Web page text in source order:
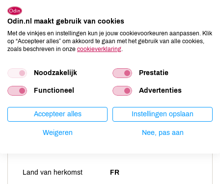
Noten
Schaaldieren
niet aanwezig
Selderij
niet aanwezig
Sesam
niet aanwezig
Vis
niet aanwezig
Weekdieren
niet aanwezig
Land van herkomst FR
Odin.nl maakt gebruik van cookies
Met de vinkjes en instellingen kun je jouw cookievoorkeuren aanpassen. Klik
op “Accepteer alles” om akkoord te gaan met het gebruik van alle cookies,
zoals beschreven in onze cookieverklaring
Noodzakelijk Prestatie
Functioneel Advertenties
Accepteer alles Instellingen opslaan
Weigeren Nee, pas aan